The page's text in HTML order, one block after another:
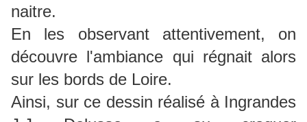
naitre.
En les observant attentivement, on
découvre l'ambiance qui régnait alors
sur les bords de Loire.
Ainsi, sur ce dessin réalisé à Ingrandes